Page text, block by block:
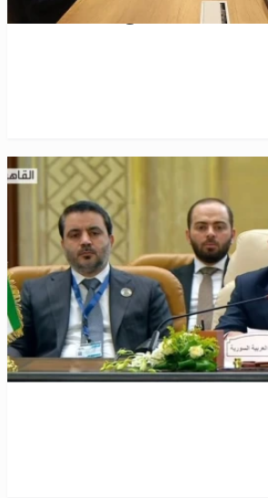
حول رفع العقوبات عن
الفلسطينيين تهديداً للأمة